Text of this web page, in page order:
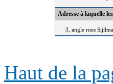
Adresse à laquelle
3, angle rues
Haut de la